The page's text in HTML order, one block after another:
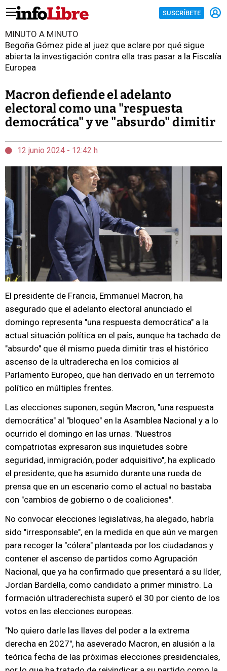
SUSCRÍBETE
MINUTO A MINUTO
Begoña Gómez pide al juez que aclare por qué sigue
abierta la investigación contra ella tras pasar a la Fiscalía
Europea
Macron defiende el adelanto
electoral como una "respuesta
democrática" y ve "absurdo" dimitir
12 junio 2024 - 12:42 h
El presidente de Francia, Emmanuel Macron, ha
asegurado que el adelanto electoral anunciado el
domingo representa "una respuesta democrática" a la
actual situación política en el país, aunque ha tachado de
"absurdo" que él mismo pueda dimitir tras el histórico
ascenso de la ultraderecha en los comicios al
Parlamento Europeo, que han derivado en un terremoto
político en múltiples frentes.
Las elecciones suponen, según Macron, "una respuesta
democrática" al "bloqueo" en la Asamblea Nacional y a lo
ocurrido el domingo en las urnas. "Nuestros
compatriotas expresaron sus inquietudes sobre
seguridad, inmigración, poder adquisitivo", ha explicado
el presidente, que ha asumido durante una rueda de
prensa que en un escenario como el actual no bastaba
con "cambios de gobierno o de coaliciones".
No convocar elecciones legislativas, ha alegado, habría
sido "irresponsable", en la medida en que aún ve margen
para recoger la "cólera" planteada por los ciudadanos y
contener el ascenso de partidos como Agrupación
Nacional, que ya ha confirmado que presentará a su líder,
Jordan Bardella, como candidato a primer ministro. La
formación ultraderechista superó el 30 por ciento de los
votos en las elecciones europeas.
"No quiero darle las llaves del poder a la extrema
derecha en 2027", ha aseverado Macron, en alusión a la
teórica fecha de las próximas elecciones presidenciales,